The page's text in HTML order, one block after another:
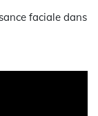
faciale dans